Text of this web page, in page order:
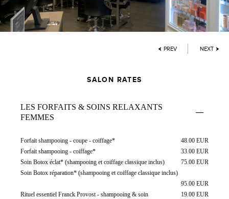
PREV NEXT
SALON RATES
LES FORFAITS & SOINS RELAXANTS
FEMMES
Forfait shampooing - coupe - coiffage*
48.00 EUR
Forfait shampooing - coiffage*
33.00 EUR
Soin Botox éclat* (shampooing et coiffage classique inclus)
75.00 EUR
Soin Botox réparation* (shampooing et coiffage classique inclus)
95.00 EUR
Rituel essentiel Franck Provost - shampooing & soin
19.00 EUR